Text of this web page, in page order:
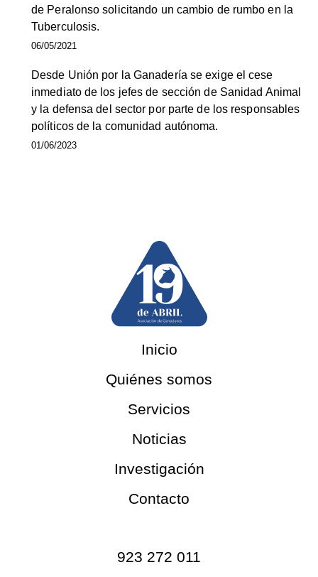
de Peralonso solicitando un cambio de rumbo en la
Tuberculosis.
06/05/2021
Desde Unión por la Ganadería se exige el cese
inmediato de los jefes de sección de Sanidad Animal
y la defensa del sector por parte de los responsables
políticos de la comunidad autónoma.
01/06/2023
Inicio
Quiénes somos
Servicios
Noticias
Investigación
Contacto
923 272 011